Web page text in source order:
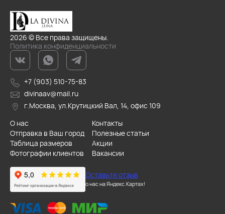
2026 © Все права защищены.
Политика конфиденциальности
+7 (903) 510-75-83
divinaav@mail.ru
г.Москва, ул.Крутицкий Вал, 14, офис 109
О нас
Контакты
Отправка в Ваш город
Полезные статьи
Таблица размеров
Акции
Фотографии клиентов
Вакансии
Оставьте отзыв
о нас на Яндекс.Картах!